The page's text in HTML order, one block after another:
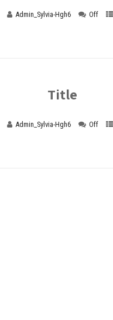
Admin_Sylvia-Hgh6 Off
Title
Admin_Sylvia-Hgh6 Off